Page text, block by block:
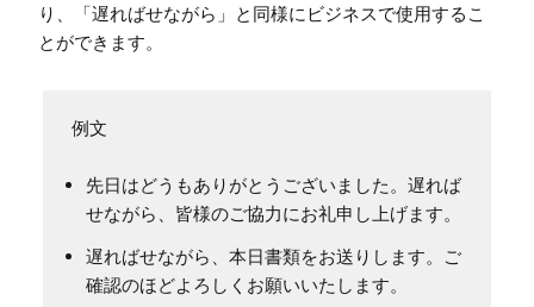
り、「遅ればせながら」と同様にビジネスで使用するこ
とができます。
先日はどうもありがとうございました。遅れば
せながら、皆様のご協力にお礼申し上げます。
遅ればせながら、本日書類をお送りします。ご
確認のほどよろしくお願いいたします。